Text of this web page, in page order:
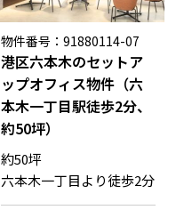
物件番号：91880114-07
港区六本木のセットア
ップオフィス物件（六
本木一丁目駅徒歩2分、
約50坪）
約50坪
六本木一丁目より徒歩2分